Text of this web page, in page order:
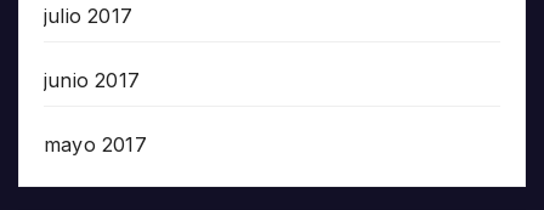
julio 2017
junio 2017
mayo 2017